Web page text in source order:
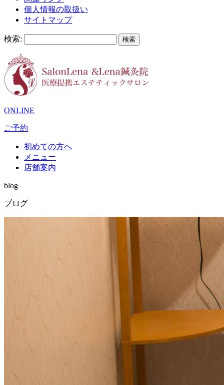
個人情報の取扱い
サイトマップ
検索:
ONLINE
ご予約
初めての方へ
メニュー
店舗案内
blog
ブログ